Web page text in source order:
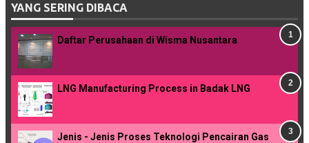
YANG SERING DIBACA
Daftar Perusahaan di Wisma Nusantara
LNG Manufacturing Process in Badak LNG
Jenis - Jenis Proses Teknologi Pencairan Gas